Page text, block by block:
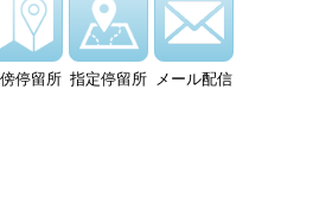
停留所 指定停留所 メール配信